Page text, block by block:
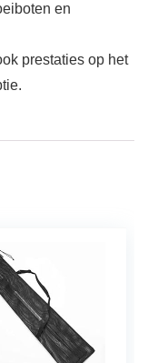
en
prestaties op het